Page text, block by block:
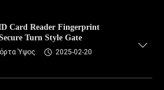
Card Reader Fingerprint
Turn Style Gate
Ύψος
2025-02-20